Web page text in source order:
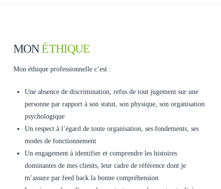
MONÉTHIQUE
Mon éthique professionnelle c’est :
Une absence de discrimination, refus de tout jugement sur une
personne par rapport à son statut, son physique, son organisation
psychologique
Un respect à l’égard de toute organisation, ses fondements, ses
modes de fonctionnement
Un engagement à identifier et comprendre les histoires
dominantes de mes clients, leur cadre de référence dont je
m’assure par feed back la bonne compréhension